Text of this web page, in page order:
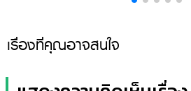
เรื่องที่คุณอาจสนใจ